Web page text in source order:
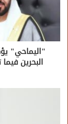
"اليماحي"
البحرين